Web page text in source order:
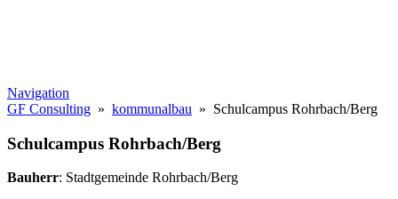
Navigation
GF Consulting » kommunalbau » Schulcampus Rohrbach/Berg
Schulcampus Rohrbach/Berg
Bauherr: Stadtgemeinde Rohrbach/Berg